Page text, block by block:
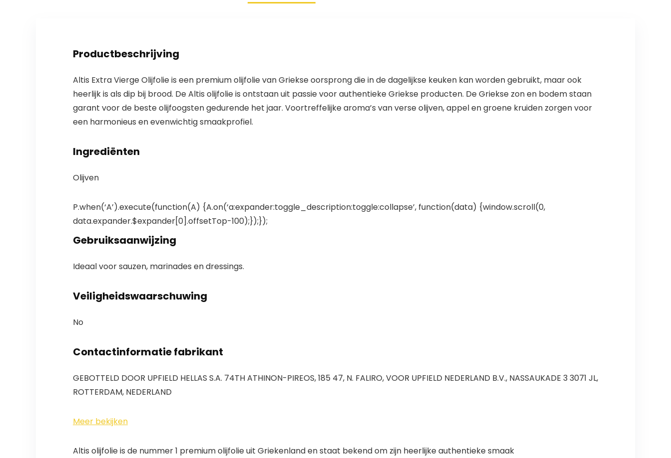
Productbeschrijving
Altis Extra Vierge Olijfolie is een premium olijfolie van Griekse oorsprong die in de dagelijkse keuken kan worden gebruikt, maar ook
heerlijk is als dip bij brood. De Altis olijfolie is ontstaan uit passie voor authentieke Griekse producten. De Griekse zon en bodem staan
garant voor de beste olijfoogsten gedurende het jaar. Voortreffelijke aroma’s van verse olijven, appel en groene kruiden zorgen voor
een harmonieus en evenwichtig smaakprofiel.
Ingrediënten
Olijven
P.when(‘A’).execute(function(A) {A.on(‘a:expander:toggle_description:toggle:collapse’, function(data) {window.scroll(0,
data.expander.$expander[0].offsetTop-100);});});
Gebruiksaanwijzing
Ideaal voor sauzen, marinades en dressings.
Veiligheidswaarschuwing
No
Contactinformatie fabrikant
GEBOTTELD DOOR UPFIELD HELLAS S.A. 74TH ATHINON-PIREOS, 185 47, N. FALIRO, VOOR UPFIELD NEDERLAND B.V., NASSAUKADE 3 3071 JL,
ROTTERDAM, NEDERLAND
Meer bekijken
Altis olijfolie is de nummer 1 premium olijfolie uit Griekenland en staat bekend om zijn heerlijke authentieke smaak